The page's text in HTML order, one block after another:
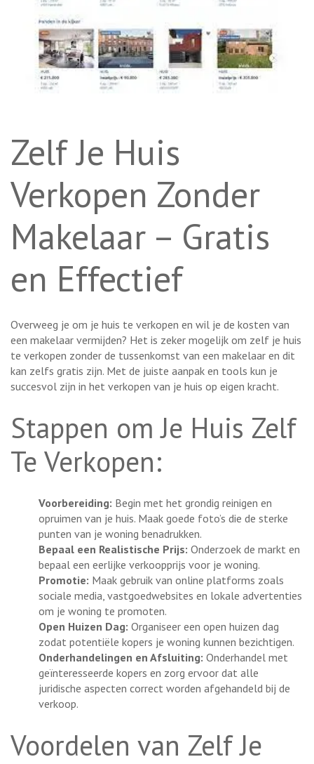
Zelf Je Huis
Verkopen Zonder
Makelaar – Gratis
en Effectief
Overweeg je om je huis te verkopen en wil je de kosten van
een makelaar vermijden? Het is zeker mogelijk om zelf je huis
te verkopen zonder de tussenkomst van een makelaar en dit
kan zelfs gratis zijn. Met de juiste aanpak en tools kun je
succesvol zijn in het verkopen van je huis op eigen kracht.
Stappen om Je Huis Zelf
Te Verkopen:
Voorbereiding: Begin met het grondig reinigen en
opruimen van je huis. Maak goede foto’s die de sterke
punten van je woning benadrukken.
Bepaal een Realistische Prijs: Onderzoek de markt en
bepaal een eerlijke verkoopprijs voor je woning.
Promotie: Maak gebruik van online platforms zoals
sociale media, vastgoedwebsites en lokale advertenties
om je woning te promoten.
Open Huizen Dag: Organiseer een open huizen dag
zodat potentiële kopers je woning kunnen bezichtigen.
Onderhandelingen en Afsluiting: Onderhandel met
geïnteresseerde kopers en zorg ervoor dat alle
juridische aspecten correct worden afgehandeld bij de
verkoop.
Voordelen van Zelf Je